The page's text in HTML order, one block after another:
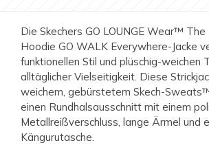
Die Skechers GO LOUNGE Wear™
Hoodie GO WALK Everywhere-Jacke
funktionellen Stil und plüschig-weichen
alltäglicher Vielseitigkeit. Diese
weichem, gebürstetem Skech-
einen Rundhalsausschnitt mit einem
Metallreißverschluss, lange Ärmel und
Kängurutasche.